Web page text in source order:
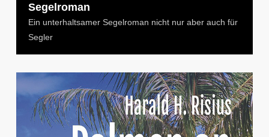
Segelroman
Ein unterhaltsamer Segelroman nicht nur aber auch für
Segler